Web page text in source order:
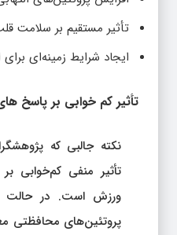
تأثیر مستقیم بر سلامت
ایجاد شرایط زمینه‌ای برای
تأثیر کم‌ خوابی بر پاسخ‌
نکته جالبی که
تأثیر منفی کم‌خوابی
ورزش است. در حالت